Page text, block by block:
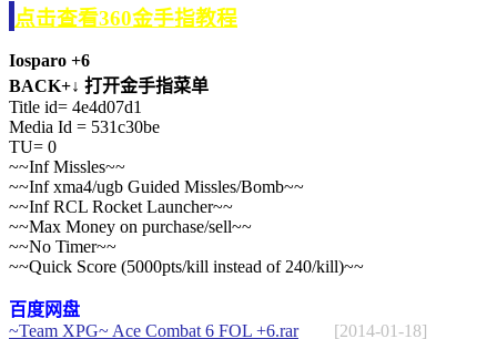
点击查看360金手指教程
Iosparo +6
BACK+↓ 打开金手指菜单
Title id= 4e4d07d1
Media Id = 531c30be
TU= 0
~~Inf Missles~~
~~Inf xma4/ugb Guided Missles/Bomb~~
~~Inf RCL Rocket Launcher~~
~~Max Money on purchase/sell~~
~~No Timer~~
~~Quick Score (5000pts/kill instead of 240/kill)~~
百度网盘
~Team XPG~ Ace Combat 6 FOL +6.rar
[2014-01-18]